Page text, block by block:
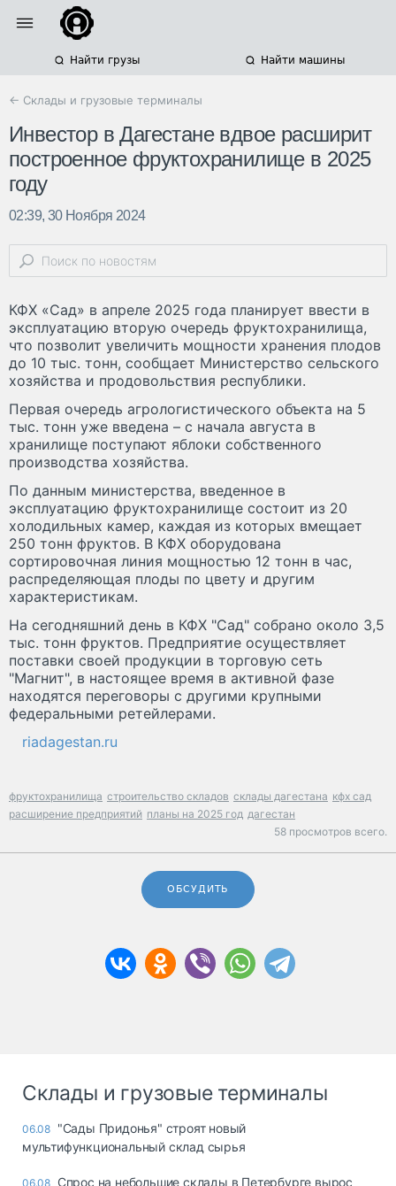
Найти грузы Найти машины
← Склады и грузовые терминалы
Инвестор в Дагестане вдвое расширит
построенное фруктохранилище в 2025
году
02:39, 30 Ноября 2024
КФХ «Сад» в апреле 2025 года планирует ввести в
эксплуатацию вторую очередь фруктохранилища,
что позволит увеличить мощности хранения плодов
до 10 тыс. тонн, сообщает Министерство сельского
хозяйства и продовольствия республики.
Первая очередь агрологистического объекта на 5
тыс. тонн уже введена – с начала августа в
хранилище поступают яблоки собственного
производства хозяйства.
По данным министерства, введенное в
эксплуатацию фруктохранилище состоит из 20
холодильных камер, каждая из которых вмещает
250 тонн фруктов. В КФХ оборудована
сортировочная линия мощностью 12 тонн в час,
распределяющая плоды по цвету и другим
характеристикам.
На сегодняшний день в КФХ "Сад" собрано около 3,5
тыс. тонн фруктов. Предприятие осуществляет
поставки своей продукции в торговую сеть
"Магнит", в настоящее время в активной фазе
находятся переговоры с другими крупными
федеральными ретейлерами.
riadagestan.ru
фруктохранилища строительство складов склады дагестана кфх сад
расширение предприятий планы на 2025 год дагестан
58 просмотров всего.
ОБСУДИТЬ
Склады и грузовые терминалы
06.08 "Сады Придонья" строят новый
мультифункциональный склад сырья
06.08 Спрос на небольшие склады в Петербурге вырос